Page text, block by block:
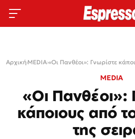
Αρχική›MEDIA›
MEDIA
«Οι Πανθέοι»:
κάποιους από
της